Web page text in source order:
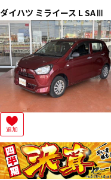
ダイハツ ミライース L SAⅢ
追加